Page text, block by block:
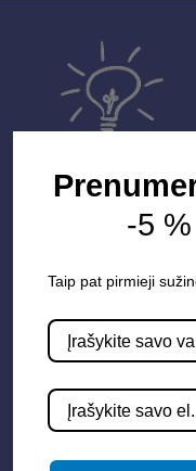
Apšvietimo
Elektros instaliacija
Lauko šviestuvai
LED juostos
Vidaus apšvietimas
-5
Taip pat pirmieji